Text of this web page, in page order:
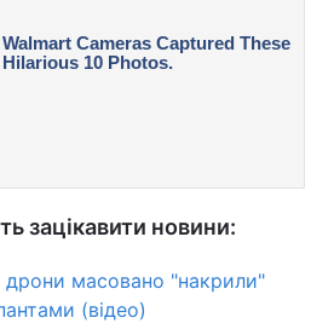
зацікавити новини:
дрони масовано "накрили"
(відео)